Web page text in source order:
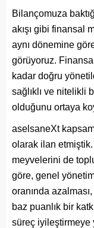
Bilançomuza
akışı gibi finansal
aynı dönemine
görüyoruz.
kadar doğru
sağlıklı ve nitelikli
olduğunu ortaya
aselsaneXt
olarak ilan etmiştik.
meyvelerini de
göre, genel
oranında
baz puanlık bir
süreç iyileştirmeye